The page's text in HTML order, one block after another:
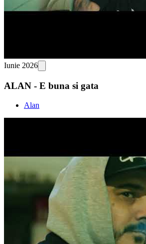
Iunie 2026
ALAN - E buna si gata
Alan